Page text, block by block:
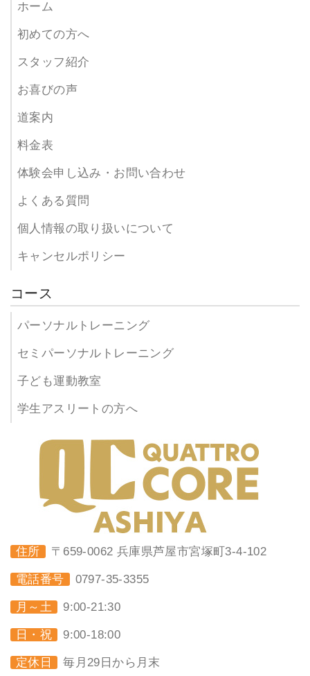
ホーム
初めての方へ
スタッフ紹介
お喜びの声
道案内
料金表
体験会申し込み・お問い合わせ
よくある質問
個人情報の取り扱いについて
キャンセルポリシー
コース
パーソナルトレーニング
セミパーソナルトレーニング
子ども運動教室
学生アスリートの方へ
住所 〒659-0062 兵庫県芦屋市宮塚町3-4-102
電話番号 0797-35-3355
月～土 9:00-21:30
日・祝 9:00-18:00
定休日 毎月29日から月末